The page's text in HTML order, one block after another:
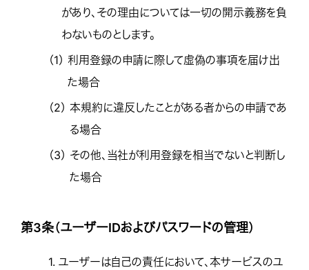
があり、その理由については一切の開示義務を負
わないものとします。
（1） 利用登録の申請に際して虚偽の事項を届け出
た場合
（2） 本規約に違反したことがある者からの申請であ
る場合
（3） その他、当社が利用登録を相当でないと判断し
た場合
第3条（ユーザーIDおよびパスワードの管理）
1. ユーザーは自己の責任において、本サービスのユ